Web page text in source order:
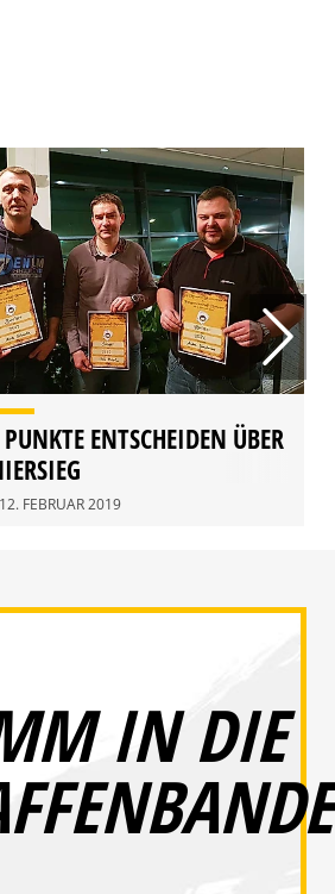
ENTSCHEIDEN ÜBER
FEBRUAR 2019
IN DIE